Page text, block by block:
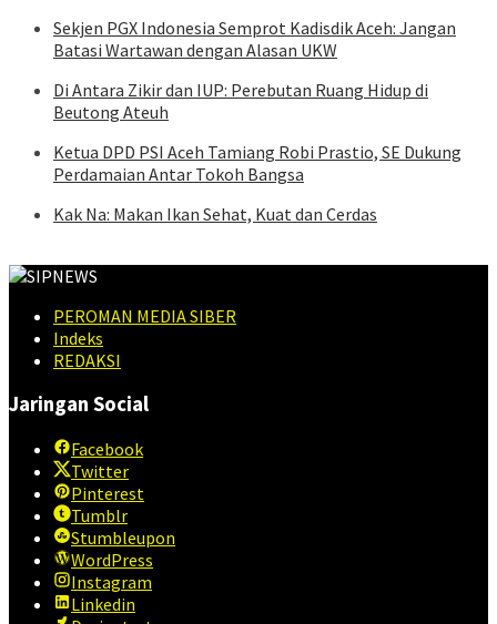
Sekjen PGX Indonesia Semprot Kadisdik Aceh: Jangan
Batasi Wartawan dengan Alasan UKW
Di Antara Zikir dan IUP: Perebutan Ruang Hidup di
Beutong Ateuh
Ketua DPD PSI Aceh Tamiang Robi Prastio, SE Dukung
Perdamaian Antar Tokoh Bangsa
Kak Na: Makan Ikan Sehat, Kuat dan Cerdas
PEROMAN MEDIA SIBER
Indeks
REDAKSI
Jaringan Social
Facebook
Twitter
Pinterest
Tumblr
Stumbleupon
WordPress
Instagram
Linkedin